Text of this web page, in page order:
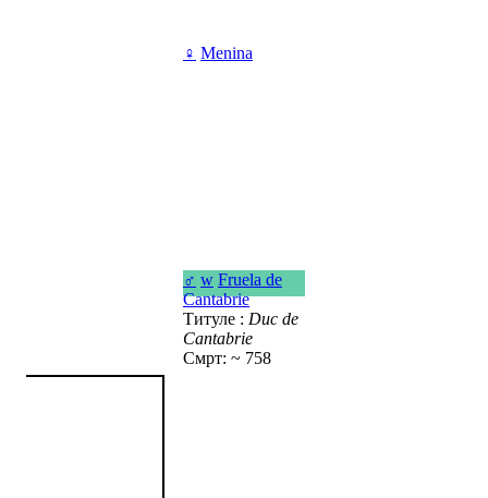
♀ Menina
♂ w Fruela de
Cantabrie
Титуле : Duc de
Cantabrie
Смрт: ~ 758